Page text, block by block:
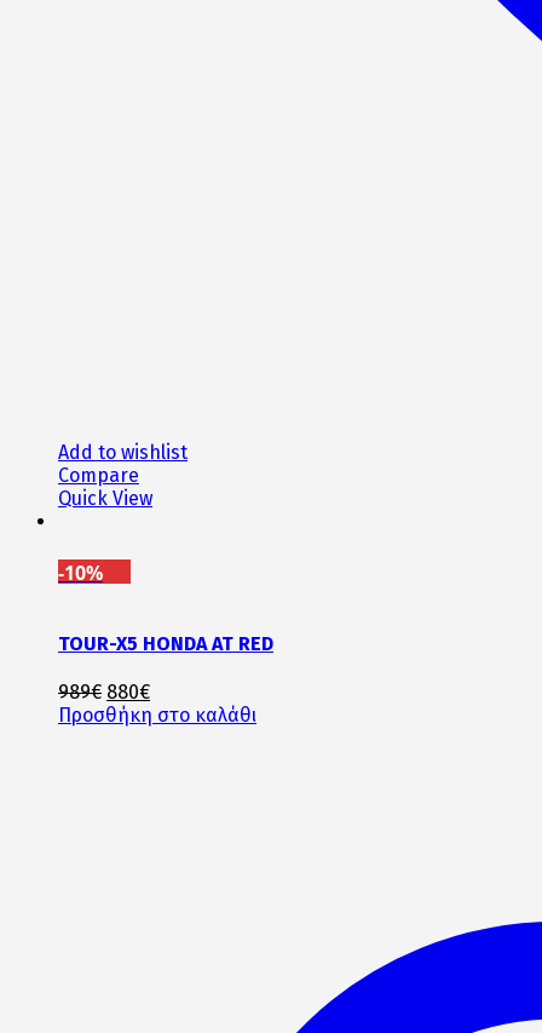
Add to wishlist
Compare
Quick View
-10%
TOUR-X5 HONDA AT RED
989€ Original
price
880€Η
τρέχουσα
Προσθήκη στο καλάθι